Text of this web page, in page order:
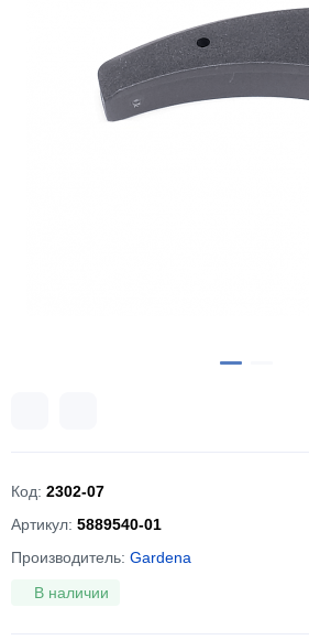
Код: 2302-07
Артикул: 5889540-01
Производитель: Gardena
В наличии